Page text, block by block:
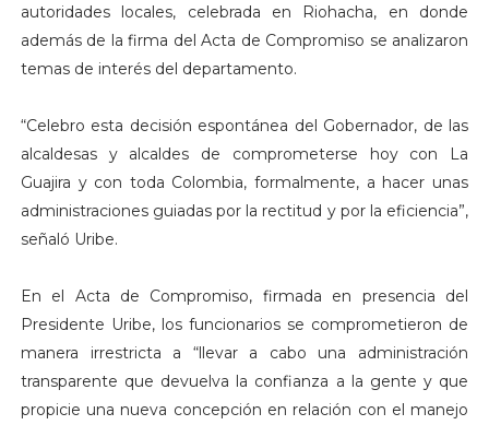
autoridades locales, celebrada en Riohacha, en donde
además de la firma del Acta de Compromiso se analizaron
temas de interés del departamento.
“Celebro esta decisión espontánea del Gobernador, de las
alcaldesas y alcaldes de comprometerse hoy con La
Guajira y con toda Colombia, formalmente, a hacer unas
administraciones guiadas por la rectitud y por la eficiencia”,
señaló Uribe.
En el Acta de Compromiso, firmada en presencia del
Presidente Uribe, los funcionarios se comprometieron de
manera irrestricta a “llevar a cabo una administración
transparente que devuelva la confianza a la gente y que
propicie una nueva concepción en relación con el manejo